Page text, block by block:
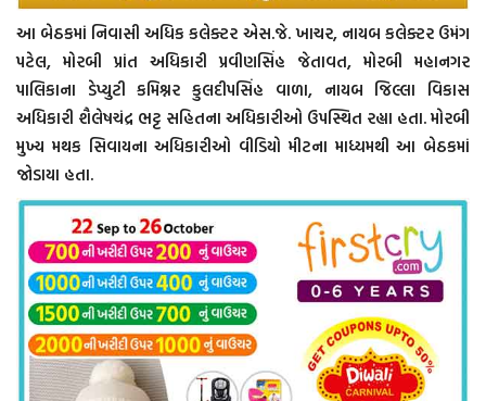
આ બેઠકમાં નિવાસી અધિક કલેક્ટર એસ.જે. ખાચર, નાયબ કલેક્ટર ઉમંગ
પટેલ, મોરબી પ્રાંત અધિકારી પ્રવીણસિંહ જેતાવત, મોરબી મહાનગર
પાલિકાના ડેપ્યુટી કમિશ્નર કુલદીપસિંહ વાળા, નાયબ જિલ્લા વિકાસ
અધિકારી શૈલેષચંદ્ર ભટ્ટ સહિતના અધિકારીઓ ઉપસ્થિત રહ્યા હતા. મોરબી
મુખ્ય મથક સિવાયના અધિકારીઓ વીડિયો મીટના માધ્યમથી આ બેઠકમાં
જોડાયા હતા.